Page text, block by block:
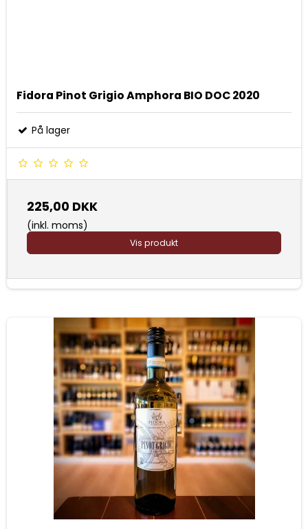
Fidora Pinot Grigio Amphora BIO DOC 2020
På lager
225,00 DKK
(inkl. moms)
Vis produkt